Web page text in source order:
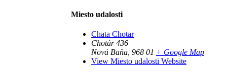
Miesto udalosti
Chata Chotar
Chotár 436
Nová Baňa 968 01 + Google Map
View Miesto udalosti Website